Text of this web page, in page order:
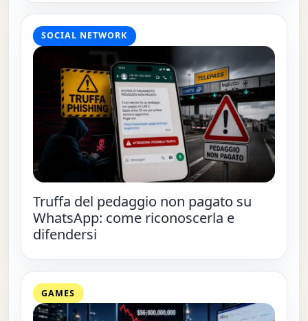
SOCIAL NETWORK
Truffa del pedaggio non pagato su
WhatsApp: come riconoscerla e
difendersi
GAMES